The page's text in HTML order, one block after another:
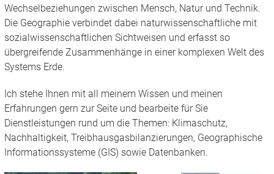
Wechselbeziehungen zwischen Mensch, Natur und Technik.
Die Geographie verbindet dabei naturwissenschaftliche mit
sozialwissenschaftlichen Sichtweisen und erfasst so
übergreifende Zusammenhänge in einer komplexen Welt des
Systems Erde.
Ich stehe Ihnen mit all meinem Wissen und meinen
Erfahrungen gern zur Seite und bearbeite für Sie
Dienstleistungen rund um die Themen: Klimaschutz,
Nachhaltigkeit, Treibhausgasbilanzierungen, Geographische
Informationssysteme (GIS) sowie Datenbanken.